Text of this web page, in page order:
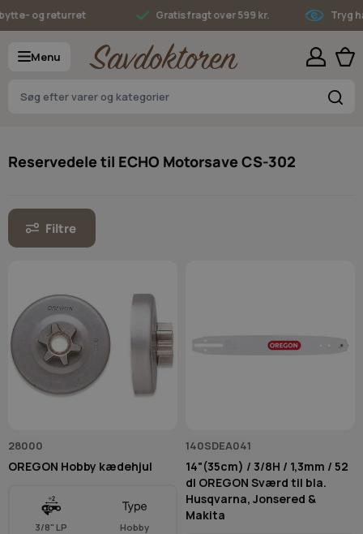
Skip to Content
og returret Gratis fragt over 599 kr. Tryg
Menu
Reservedele til ECHO Motorsave CS-302
Filtre
28000
OREGON Hobby kædehjul
3/8" LP Hobby
140SDEA041
14"(35cm) / 3/8H / 1,3mm / 52
dl OREGON Sværd til bla.
Husqvarna, Jonsered &
Makita